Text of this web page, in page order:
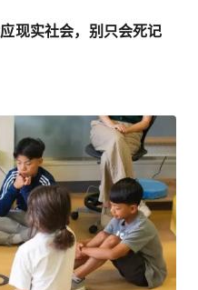
现实社会，别只会死记